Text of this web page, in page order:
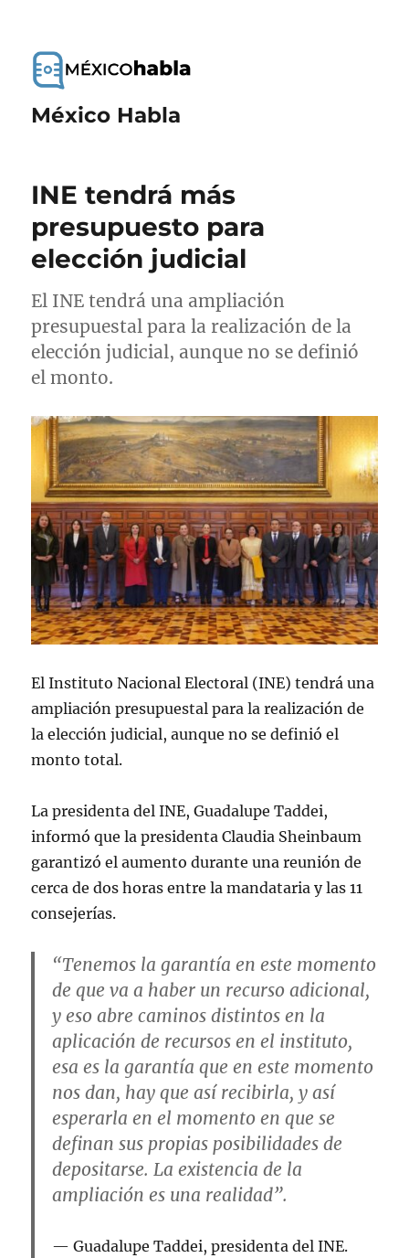
México Habla
INE tendrá más
presupuesto para
elección judicial
El INE tendrá una ampliación
presupuestal para la realización de la
elección judicial, aunque no se definió
el monto.
El Instituto Nacional Electoral (INE) tendrá una
ampliación presupuestal para la realización de
la elección judicial, aunque no se definió el
monto total.
La presidenta del INE, Guadalupe Taddei,
informó que la presidenta Claudia Sheinbaum
garantizó el aumento durante una reunión de
cerca de dos horas entre la mandataria y las 11
consejerías.
“Tenemos la garantía en este momento
de que va a haber un recurso adicional,
y eso abre caminos distintos en la
aplicación de recursos en el instituto,
esa es la garantía que en este momento
nos dan, hay que así recibirla, y así
esperarla en el momento en que se
definan sus propias posibilidades de
depositarse. La existencia de la
ampliación es una realidad”.
Guadalupe Taddei, presidenta del INE.